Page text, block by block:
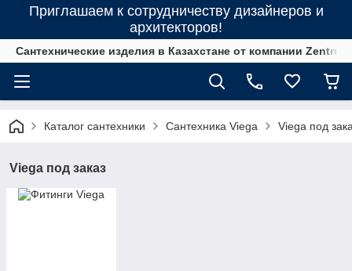
Приглашаем к сотрудничеству дизайнеров и
архитекторов!
Сантехнические изделия в Казахстане от компании Zentrum
Каталог сантехники Сантехника Viega Viega под
Viega под заказ